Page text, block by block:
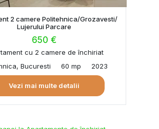
2 camere Politehnica/Grozavesti/
Lujerului Parcare
650 €
cu 2 camere de închiriat
Bucuresti
60 mp 2023
Vezi mai multe detalii